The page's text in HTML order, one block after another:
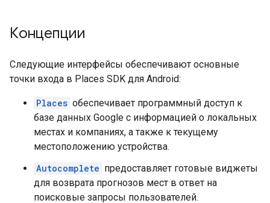
Концепции
Следующие интерфейсы обеспечивают основные
точки входа в Places SDK для Android:
Places обеспечивает программный доступ к
базе данных Google с информацией о локальных
местах и ​​компаниях, а также к текущему
местоположению устройства.
Autocomplete предоставляет готовые виджеты
для возврата прогнозов мест в ответ на
поисковые запросы пользователей.